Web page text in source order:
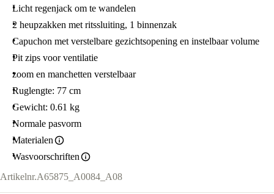
Licht regenjack om te wandelen
2 heupzakken met ritssluiting, 1 binnenzak
Capuchon met verstelbare gezichtsopening en instelbaar volume
Pit zips voor ventilatie
zoom en manchetten verstelbaar
Ruglengte: 77 cm
Gewicht: 0.61 kg
Normale pasvorm
Materialen
Wasvoorschriften
Artikelnr.A65875_A0084_A08